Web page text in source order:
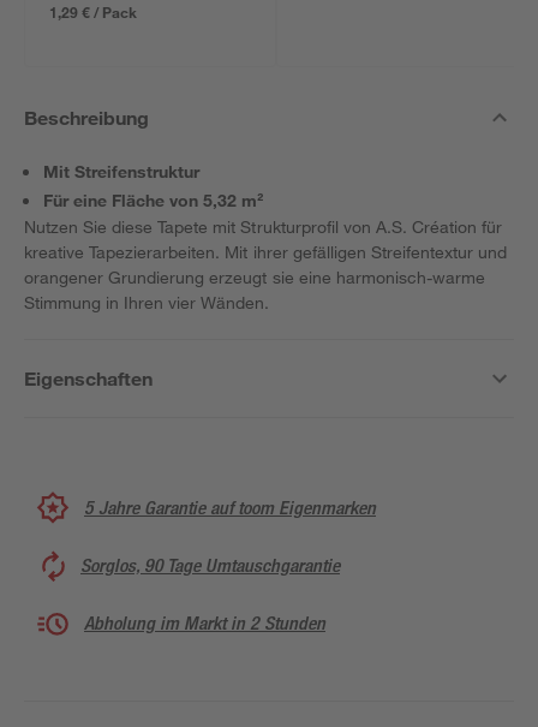
1,29 € / Pack
Beschreibung
Mit Streifenstruktur
Für eine Fläche von 5,32 m²
Nutzen Sie diese Tapete mit Strukturprofil von A.S. Création für
kreative Tapezierarbeiten. Mit ihrer gefälligen Streifentextur und
orangener Grundierung erzeugt sie eine harmonisch-warme
Stimmung in Ihren vier Wänden.
Eigenschaften
5 Jahre Garantie auf toom Eigenmarken
Sorglos, 90 Tage Umtauschgarantie
Abholung im Markt in 2 Stunden